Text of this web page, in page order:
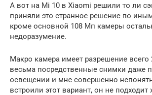
А вот на Mi 10 в Xiaomi решили то ли
приняли это странное решение по
кроме основной 108 Мп камеры
недоразумение.
Макро камера имеет разрешение
весьма посредственные снимки даже
освещении и мне совершенно
встроили этот вариант, он не подходит